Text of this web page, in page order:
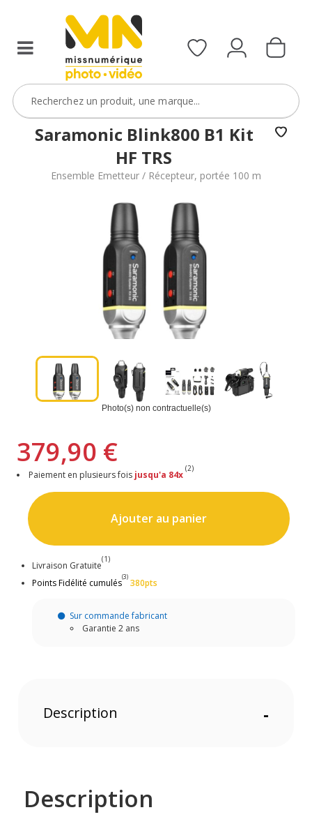
Saramonic Blink800 B1 Kit
HF TRS
Ensemble Emetteur / Récepteur, portée 100 m
Photo(s) non contractuelle(s)
379,90 €
Paiement en plusieurs fois jusqu'a 84x
(2)
Ajouter au panier
Livraison Gratuite
(1)
Points Fidélité cumulés
(3)
380pts
Sur commande fabricant
Garantie 2 ans
Description -
Description